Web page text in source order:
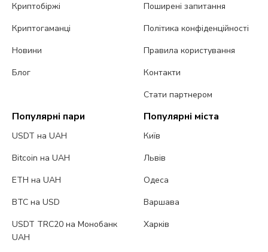
Криптобіржі
Криптогаманці
Новини
Блог
Поширені запитання
Політика конфіденційності
Правила користування
Контакти
Стати партнером
Популярні пари
USDT на UAH
Bitcoin на UAH
ETH на UAH
BTC на USD
USDT TRC20 на Монобанк
UAH
Популярні міста
Київ
Львів
Одеса
Варшава
Харків